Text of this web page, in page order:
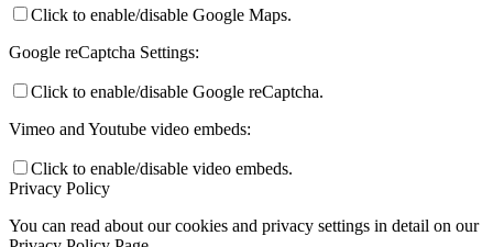
Click to enable/disable Google Maps.
Google reCaptcha Settings:
Click to enable/disable Google reCaptcha.
Vimeo and Youtube video embeds:
Click to enable/disable video embeds.
Privacy Policy
You can read about our cookies and privacy settings in detail on our